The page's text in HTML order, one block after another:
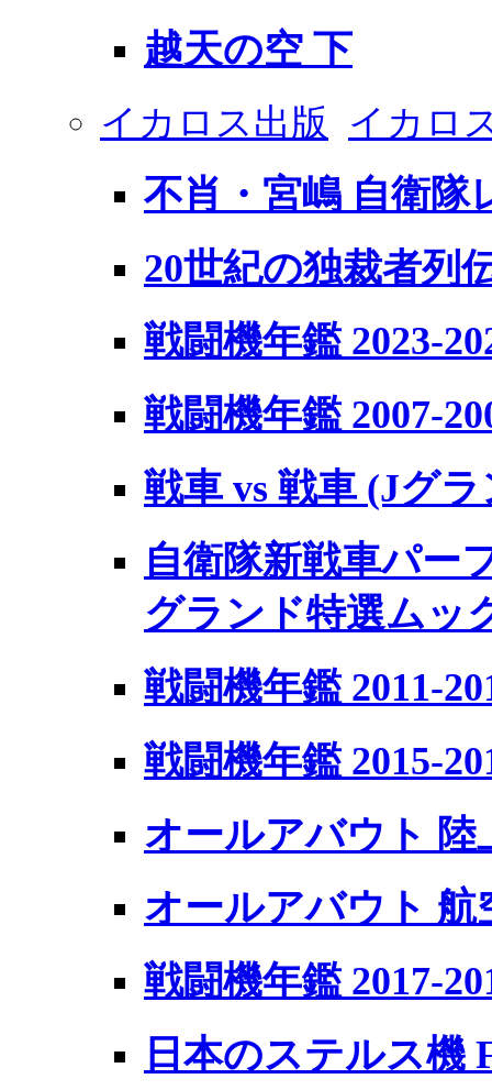
越天の空 下
イカロス出版 イカロ
不肖・宮嶋 自衛隊
20世紀の独裁者列
戦闘機年鑑 2023-
戦闘機年鑑 2007-
戦車 vs 戦車 (Jグ
自衛隊新戦車パー
グランド特選ム
戦闘機年鑑 2011-
戦闘機年鑑 2015-
オールアバウト 陸
オールアバウト 航
戦闘機年鑑 2017-
日本のステルス機